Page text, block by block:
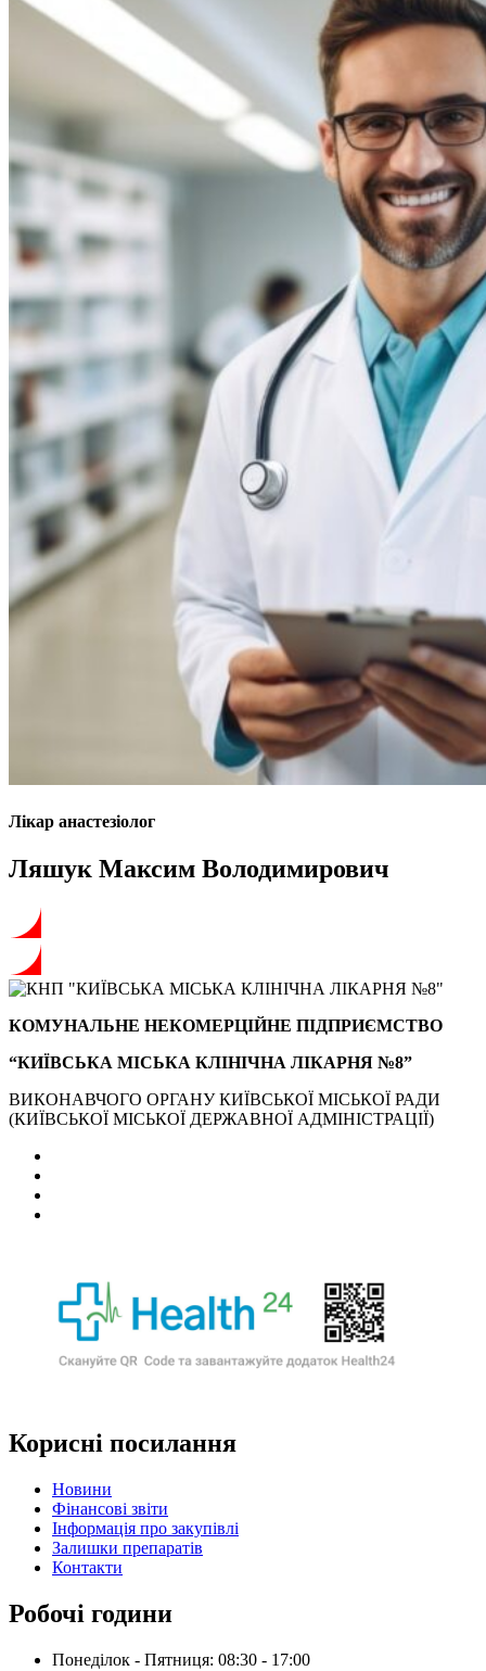
Лікар анастезіолог
Ляшук Максим Володимирович
КОМУНАЛЬНЕ НЕКОМЕРЦІЙНЕ ПІДПРИЄМСТВО
“КИЇВСЬКА МІСЬКА КЛІНІЧНА ЛІКАРНЯ №8”
ВИКОНАВЧОГО ОРГАНУ КИЇВСЬКОЇ МІСЬКОЇ РАДИ
(КИЇВСЬКОЇ МІСЬКОЇ ДЕРЖАВНОЇ АДМІНІСТРАЦІЇ)
Корисні посилання
Новини
Фінансові звіти
Інформація про закупівлі
Залишки препаратів
Контакти
Робочі години
Понеділок - Пятниця: 08:30 - 17:00